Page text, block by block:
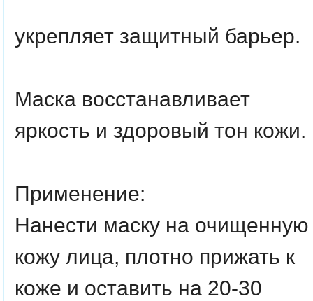
укрепляет защитный барьер.
Маска восстанавливает
яркость и здоровый тон кожи.
Применение:
Нанести маску на очищенную
кожу лица, плотно прижать к
коже и оставить на 20-30